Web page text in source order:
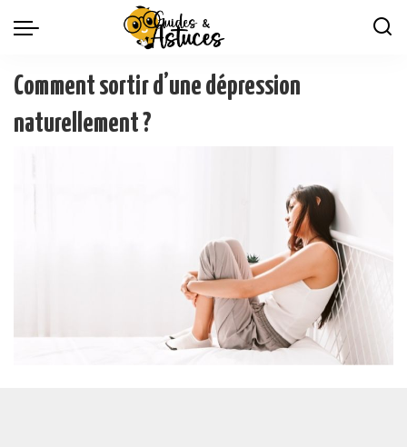
Comment sortir d’une dépression
naturellement ?